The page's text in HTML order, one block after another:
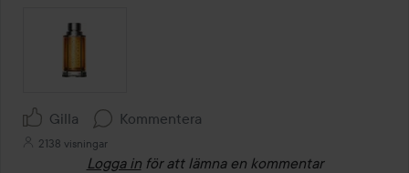
Gilla Kommentera
2138 visningar
Logga in för att lämna en kommentar